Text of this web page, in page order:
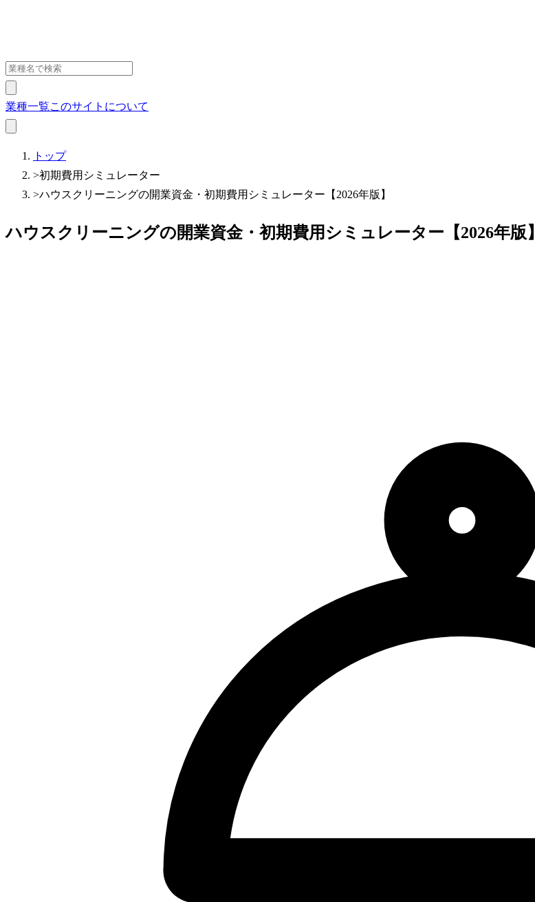
業種一覧このサイトについて
トップ
>初期費用シミュレーター
>ハウスクリーニングの開業資金・初期費用シミュレーター【2026年版】
ハウスクリーニングの開業資金・初期費用シミュレーター【2026年版】